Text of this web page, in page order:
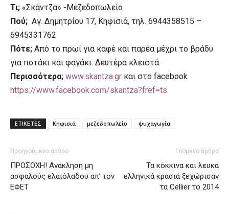
Τι; «Σκάντζα» -Μεζεδοπωλείο
Πού; Αγ. Δημητρίου 17, Κηφισιά, τηλ. 6944358515 –
6945331762
Πότε; Από το πρωί για καφέ και παρέα μέχρι το βράδυ
για ποτάκι και φαγάκι. Δευτέρα κλειστά.
Περισσότερα; www.skantza.gr και στο facebook
https://www.facebook.com/skantza?fref=ts
ΕΤΙΚΕΤΕΣ Κηφισιά μεζεδοπωλείο ψυχαγωγία
Προηγούμενο άρθρο
ΠΡΟΣΟΧΗ! Ανάκληση μη
ασφαλούς ελαιόλαδου απ’ τον
ΕΦΕΤ
Επόμενο άρθρο
Τα κόκκινα και λευκά
ελληνικά κρασιά ξεχώρισαν
τα Cellier το 2014